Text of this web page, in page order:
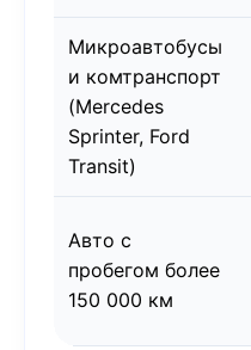
Микроавтобусы
и комтранспорт
(Mercedes
Sprinter, Ford
Transit)
Авто с
пробегом более
150 000 км